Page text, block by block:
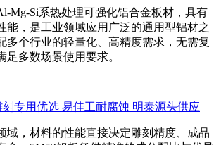
Mg-Si系热处理可强化铝合金板材，具有
能，是工业领域应用广泛的通用型铝材之
多个行业的轻量化、高精度需求，无需复
足多数场景使用要求。
刻专用优选 易佳工耐腐蚀 明泰源头供应
域，材料的性能直接决定雕刻精度、成品